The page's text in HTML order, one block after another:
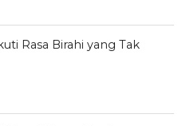
Rasa Birahi yang Tak